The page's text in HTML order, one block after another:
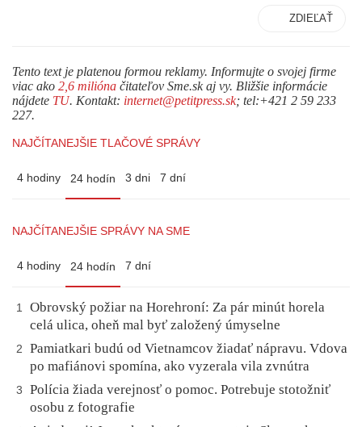
ZDIEĽAŤ
Tento text je platenou formou reklamy. Informujte o svojej firme
viac ako 2,6 milióna čitateľov Sme.sk aj vy. Bližšie informácie
nájdete TU. Kontakt: internet@petitpress.sk; tel:+421 2 59 233
227.
NAJČÍTANEJŠIE TLAČOVÉ SPRÁVY
4 hodiny 24 hodín 3 dni 7 dní
NAJČÍTANEJŠIE SPRÁVY NA SME
4 hodiny 24 hodín 7 dní
1
Obrovský požiar na Horehroní: Za pár minút horela
celá ulica, oheň mal byť založený úmyselne
2
Pamiatkari budú od Vietnamcov žiadať nápravu. Vdova
po mafiánovi spomína, ako vyzerala vila zvnútra
3
Polícia žiada verejnosť o pomoc. Potrebuje stotožniť
osobu z fotografie